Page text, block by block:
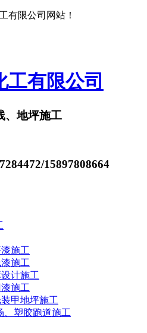
有限公司网站！
、地坪施工
15897808664
施工
施工
计施工
施工
甲地坪施工
、塑胶跑道施工